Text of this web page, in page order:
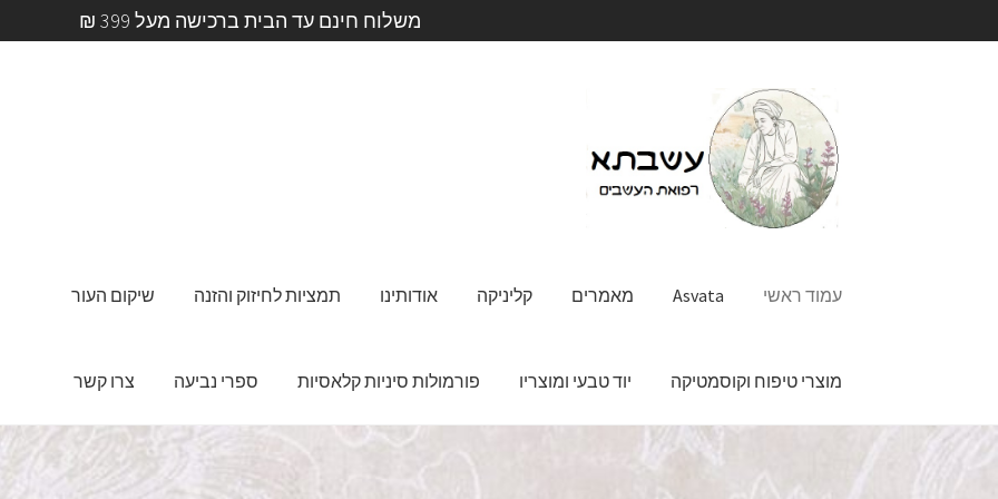
משלוח חינם עד הבית ברכישה מעל 399 ₪
לניווט
לדלג
לתוכן
עמוד ראשי Asvata מאמרים קליניקה אודותינו תמציות לחיזוק והזנה שיקום העור
מוצרי טיפוח וקוסמטיקה יוד טבעי ומוצריו פורמולות סיניות קלאסיות ספרי נביעה צרו קשר